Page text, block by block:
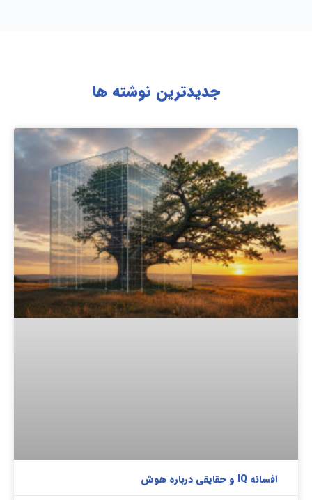
جدیدترین نوشته ها
افسانه IQ و حقایقی درباره هوش